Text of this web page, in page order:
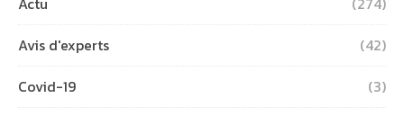
Avis d'experts
(42)
Covid-19
(3)